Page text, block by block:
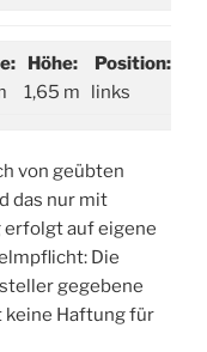
Höhe:
1,65 m
Position:
links
von geübten
das nur mit
erfolgt auf eigene
Die
gegebene
keine Haftung für